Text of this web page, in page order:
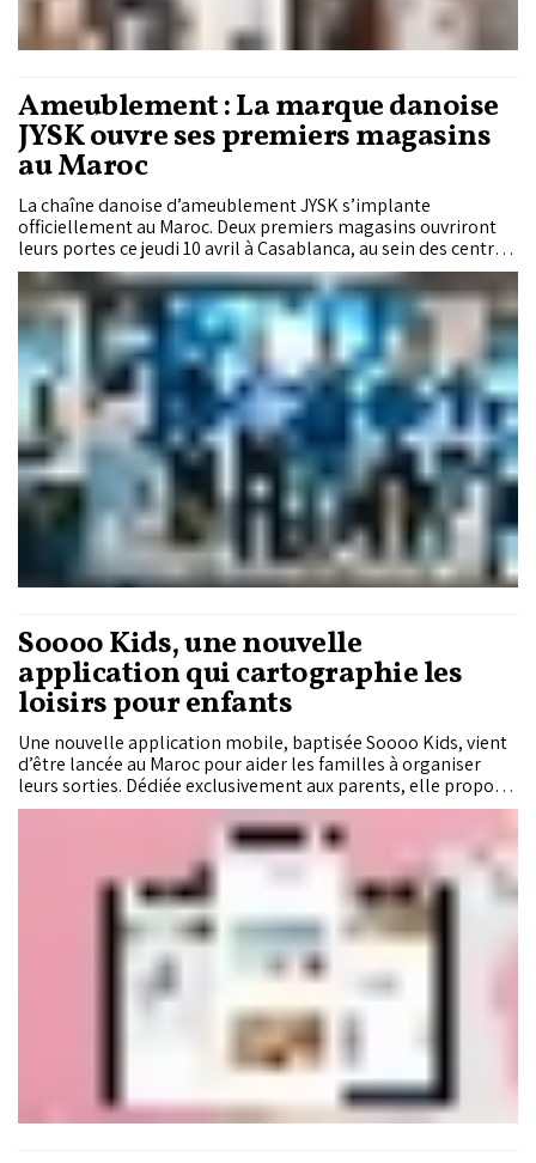
Ameublement : La marque danoise
JYSK ouvre ses premiers magasins
au Maroc
La chaîne danoise d’ameublement JYSK s’implante
officiellement au Maroc. Deux premiers magasins ouvriront
leurs portes ce jeudi 10 avril à Casablanca, au sein des centres
commerciaux Aeria Mall et Viva Park. Ce double lancement
marque l’entrée de l’enseigne sur le marché marocain, avec
l’ambition de proposer du mobilier au design scandinave
accessible à tous les budgets.
Soooo Kids, une nouvelle
application qui cartographie les
loisirs pour enfants
Une nouvelle application mobile, baptisée Soooo Kids, vient
d’être lancée au Maroc pour aider les familles à organiser
leurs sorties. Dédiée exclusivement aux parents, elle propose
un répertoire d’activités, d’adresses et de lieux adaptés aux
enfants, en fonction de leur âge et de leur localisation.